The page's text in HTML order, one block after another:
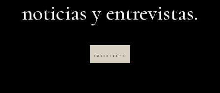
noticias y entrevistas.
SUSCRÍBETE